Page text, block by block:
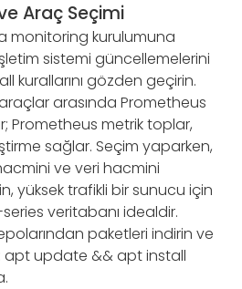
Araç Seçimi
monitoring kurulumuna
sistemi güncellemelerini
kurallarını gözden geçirin.
arasında Prometheus
Prometheus metrik toplar,
sağlar. Seçim yaparken,
ve veri hacmini
yüksek trafikli bir sunucu için
veritabanı idealdir.
paketleri indirin ve
apt update && apt install